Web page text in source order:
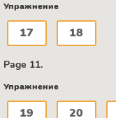
Упражнение
17 18
Page 11.
Упражнение
19 20